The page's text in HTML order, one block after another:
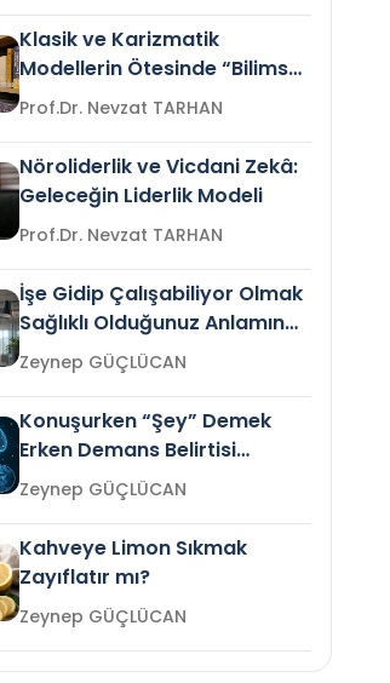
Klasik ve Karizmatik
Modellerin Ötesinde “Bilimsel
Liderlik”
Prof.Dr. Nevzat TARHAN
Nöroliderlik ve Vicdani Zekâ:
Geleceğin Liderlik Modeli
Prof.Dr. Nevzat TARHAN
İşe Gidip Çalışabiliyor Olmak
Sağlıklı Olduğunuz Anlamına
Gelir mi?Zeynep GÜÇLÜCAN
Konuşurken “Şey” Demek
Erken Demans Belirtisi
Olabilir mi?Zeynep GÜÇLÜCAN
Kahveye Limon Sıkmak
Zayıflatır mı?
Zeynep GÜÇLÜCAN